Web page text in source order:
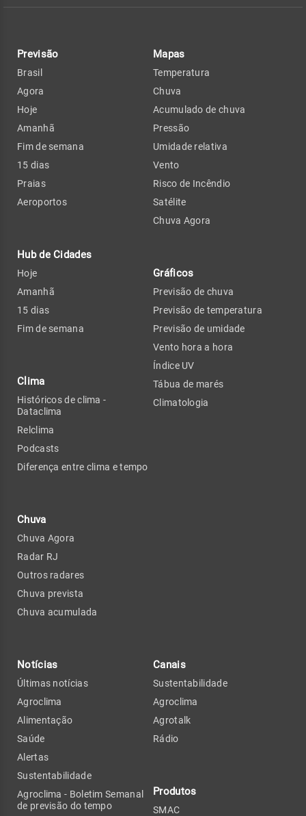
Previsão
Brasil
Agora
Hoje
Amanhã
Fim de semana
15 dias
Praias
Aeroportos
Hub de Cidades
Hoje
Amanhã
15 dias
Fim de semana
Clima
Históricos de clima -
Dataclima
Relclima
Podcasts
Diferença entre clima e tempo
Chuva
Chuva Agora
Radar RJ
Outros radares
Chuva prevista
Chuva acumulada
Mapas
Temperatura
Chuva
Acumulado de chuva
Pressão
Umidade relativa
Vento
Risco de Incêndio
Satélite
Chuva Agora
Gráficos
Previsão de chuva
Previsão de temperatura
Previsão de umidade
Vento hora a hora
Índice UV
Tábua de marés
Climatologia
Notícias
Últimas notícias
Agroclima
Alimentação
Saúde
Alertas
Sustentabilidade
Agroclima - Boletim Semanal
de previsão do tempo
Canais
Sustentabilidade
Agroclima
Agrotalk
Rádio
Produtos
SMAC